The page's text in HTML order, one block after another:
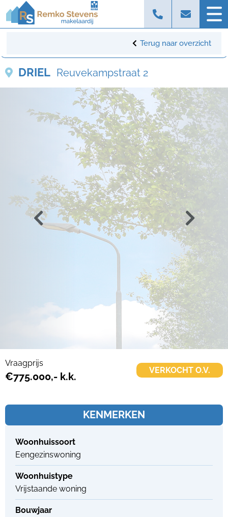
Terug naar overzicht
DRIEL Reuvekampstraat 2
Vraagprijs
€775.000,- k.k.
VERKOCHT O.V.
KENMERKEN
Woonhuissoort
Eengezinswoning
Woonhuistype
Vrijstaande woning
Bouwjaar